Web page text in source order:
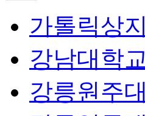
가톨릭상
강남대학교
강릉원주